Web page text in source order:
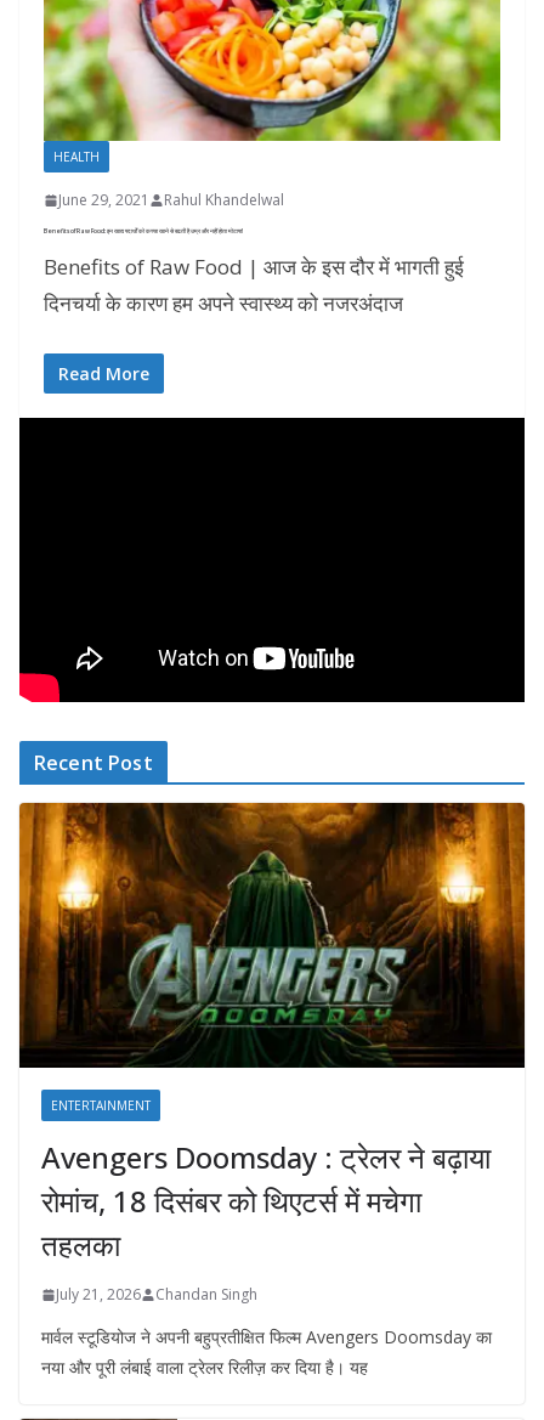
HEALTH
June 29, 2021 Rahul Khandelwal
Benefits of Raw Food: इन खाद्य पदार्थों को कच्चा खाने से बढती है उम्र और नहीं होता मोटापा!
Benefits of Raw Food | आज के इस दौर में भागती हुई
दिनचर्या के कारण हम अपने स्वास्थ्य को नजरअंदाज
Read More
Recent Post
ENTERTAINMENT
Avengers Doomsday : ट्रेलर ने बढ़ाया
रोमांच, 18 दिसंबर को थिएटर्स में मचेगा
तहलका
July 21, 2026 Chandan Singh
मार्वल स्टूडियोज ने अपनी बहुप्रतीक्षित फिल्म Avengers Doomsday का
नया और पूरी लंबाई वाला ट्रेलर रिलीज़ कर दिया है। यह